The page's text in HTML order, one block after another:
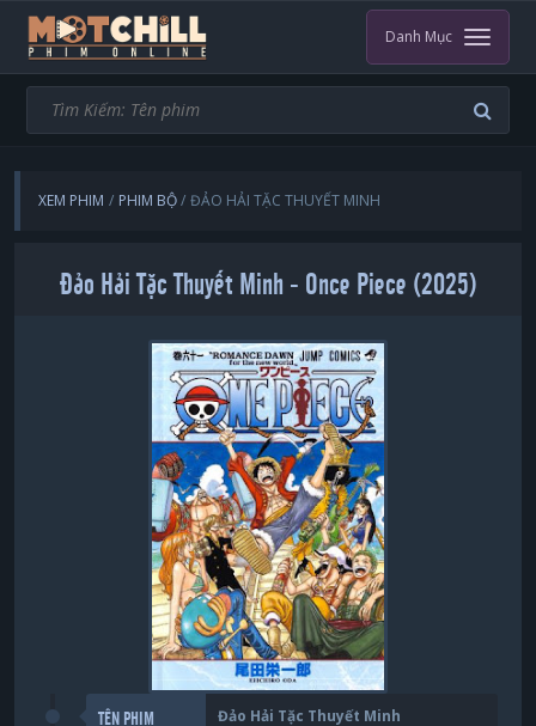
Danh Mục
XEM PHIM PHIM BỘ ĐẢO HẢI TẶC THUYẾT MINH
Đảo Hải Tặc Thuyết Minh - Once Piece (2025)
TÊN PHIM Đảo Hải Tặc Thuyết Minh